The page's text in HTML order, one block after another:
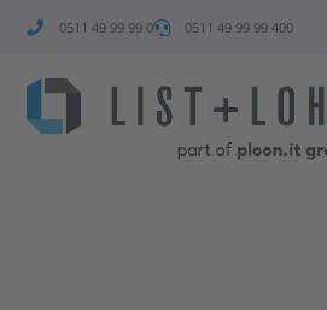
0511 49 99 99 0 0511 49 99 99 400